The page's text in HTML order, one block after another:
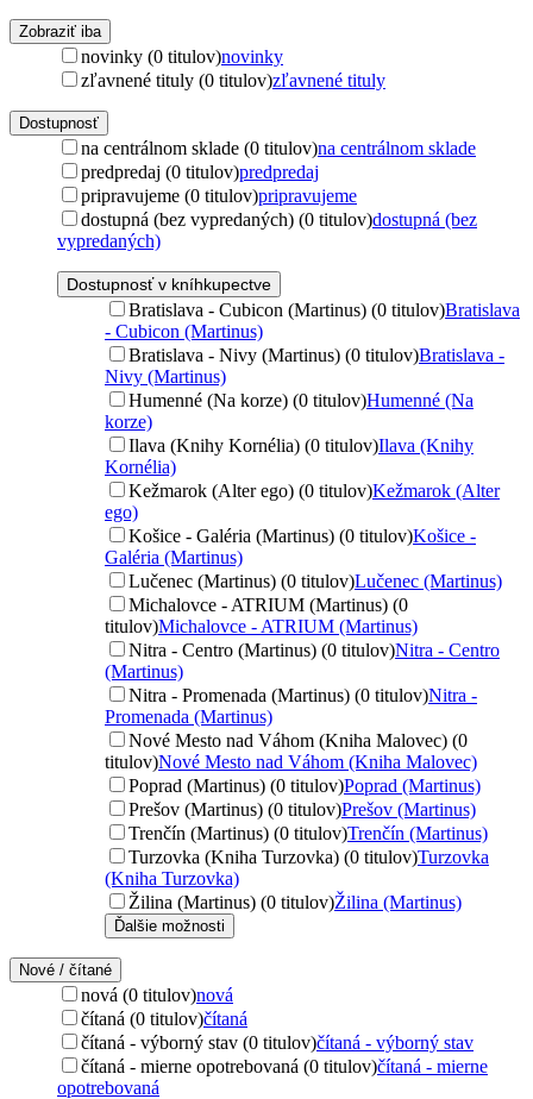
Zobraziť iba
novinky (0 titulov)novinky
zľavnené tituly (0 titulov)zľavnené tituly
Dostupnosť
na centrálnom sklade (0 titulov)na centrálnom sklade
predpredaj (0 titulov)predpredaj
pripravujeme (0 titulov)pripravujeme
dostupná (bez vypredaných) (0 titulov)dostupná (bez
vypredaných)
Dostupnosť v kníhkupectve
Bratislava - Cubicon (Martinus) (0 titulov)Bratislava
- Cubicon (Martinus)
Bratislava - Nivy (Martinus) (0 titulov)Bratislava -
Nivy (Martinus)
Humenné (Na korze) (0 titulov)Humenné (Na
korze)
Ilava (Knihy Kornélia) (0 titulov)Ilava (Knihy
Kornélia)
Kežmarok (Alter ego) (0 titulov)Kežmarok (Alter
ego)
Košice - Galéria (Martinus) (0 titulov)Košice -
Galéria (Martinus)
Lučenec (Martinus) (0 titulov)Lučenec (Martinus)
Michalovce - ATRIUM (Martinus) (0
titulov)Michalovce - ATRIUM (Martinus)
Nitra - Centro (Martinus) (0 titulov)Nitra - Centro
(Martinus)
Nitra - Promenada (Martinus) (0 titulov)Nitra -
Promenada (Martinus)
Nové Mesto nad Váhom (Kniha Malovec) (0
titulov)Nové Mesto nad Váhom (Kniha Malovec)
Poprad (Martinus) (0 titulov)Poprad (Martinus)
Prešov (Martinus) (0 titulov)Prešov (Martinus)
Trenčín (Martinus) (0 titulov)Trenčín (Martinus)
Turzovka (Kniha Turzovka) (0 titulov)Turzovka
(Kniha Turzovka)
Žilina (Martinus) (0 titulov)Žilina (Martinus)
Ďalšie možnosti
Nové / čítané
nová (0 titulov)nová
čítaná (0 titulov)čítaná
čítaná - výborný stav (0 titulov)čítaná - výborný stav
čítaná - mierne opotrebovaná (0 titulov)čítaná - mierne
opotrebovaná